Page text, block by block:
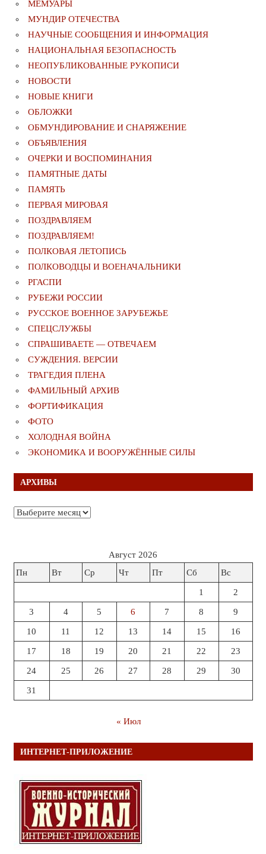
МЕМУАРЫ
МУНДИР ОТЕЧЕСТВА
НАУЧНЫЕ СООБЩЕНИЯ И ИНФОРМАЦИЯ
НАЦИОНАЛЬНАЯ БЕЗОПАСНОСТЬ
НЕОПУБЛИКОВАННЫЕ РУКОПИСИ
НОВОСТИ
НОВЫЕ КНИГИ
ОБЛОЖКИ
ОБМУНДИРОВАНИЕ И СНАРЯЖЕНИЕ
ОБЪЯВЛЕНИЯ
ОЧЕРКИ И ВОСПОМИНАНИЯ
ПАМЯТНЫЕ ДАТЫ
ПАМЯТЬ
ПЕРВАЯ МИРОВАЯ
ПОЗДРАВЛЯЕМ
ПОЗДРАВЛЯЕМ!
ПОЛКОВАЯ ЛЕТОПИСЬ
ПОЛКОВОДЦЫ И ВОЕНАЧАЛЬНИКИ
РГАСПИ
РУБЕЖИ РОССИИ
РУССКОЕ ВОЕННОЕ ЗАРУБЕЖЬЕ
СПЕЦСЛУЖБЫ
СПРАШИВАЕТЕ — ОТВЕЧАЕМ
СУЖДЕНИЯ. ВЕРСИИ
ТРАГЕДИЯ ПЛЕНА
ФАМИЛЬНЫЙ АРХИВ
ФОРТИФИКАЦИЯ
ФОТО
ХОЛОДНАЯ ВОЙНА
ЭКОНОМИКА И ВООРУЖЁННЫЕ СИЛЫ
АРХИВЫ
Архивы
Август 2026
Пн
Вт Ср Чт Пт Сб Вс
1 2
3 4 5 6 7 8 9
10 11 12 13 14 15 16
17 18 19 20 21 22 23
24 25 26 27 28 29 30
31
« Июл
ИНТЕРНЕТ-ПРИЛОЖЕНИЕ